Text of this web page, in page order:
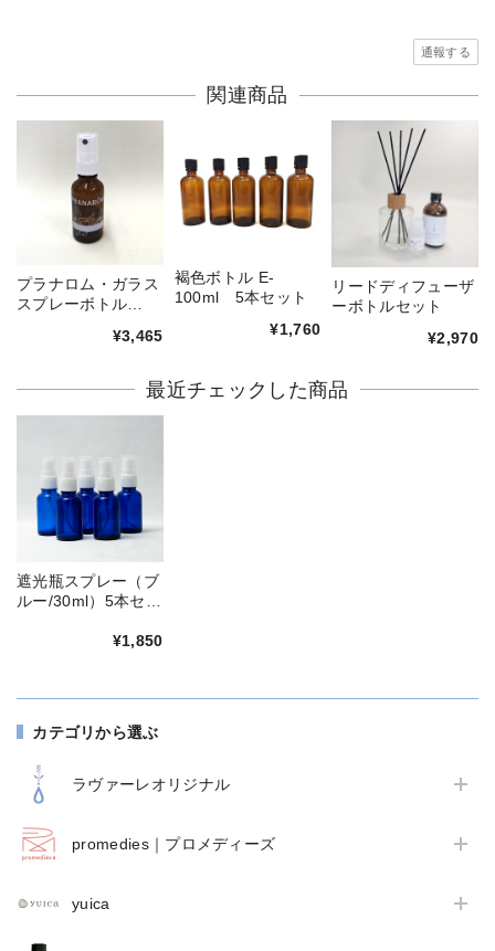
カテゴリから選ぶ
ラヴァーレオリジナル
promedies｜プロメディーズ
yuica
通報する
関連商品
プラナロム・ガラス
スプレーボトル
¥3,465
褐色ボトル E-
100ml 5本セット
¥1,760
リードディフューザ
ーボトルセット
¥2,970
最近チェックした商品
遮光瓶スプレー（ブ
ルー/30ml）5本セッ
¥1,850